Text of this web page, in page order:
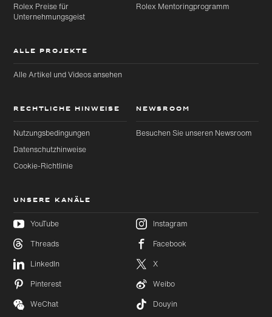
Hauptinhalt
wechseln
Footer
Rolex Preise für
Unternehmungsgeist
Rolex Mentoringprogramm
ALLE PROJEKTE
Alle Artikel und Videos ansehen
RECHTLICHE HINWEISE
Nutzungsbedingungen
Datenschutzhinweise
Cookie-Richtlinie
NEWSROOM
Besuchen Sie unseren Newsroom
UNSERE KANÄLE
YouTube
Instagram
Threads
Facebook
LinkedIn
X
Pinterest
Weibo
WeChat
Douyin